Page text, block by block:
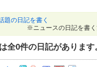
題の日記を書く
※ニュースの日記を書
全0件の日記があります